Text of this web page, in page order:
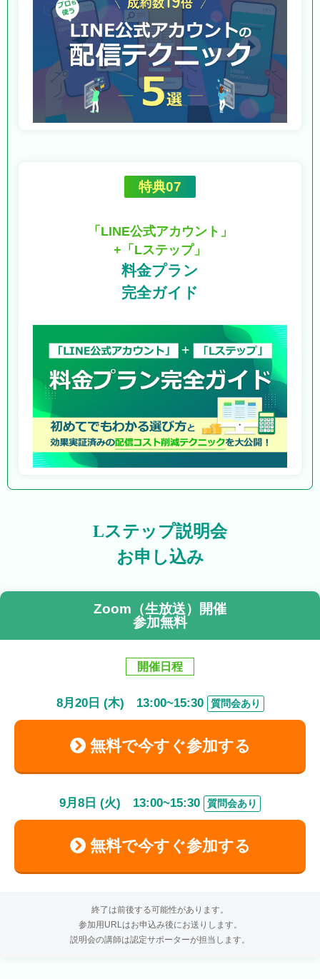
特典07
「LINE公式アカウント」
+「Lステップ」
料金プラン
完全ガイド
Lステップ説明会
お申し込み
Zoom（生放送）開催
参加無料
開催日程
8月 20日 (木) 13:00~15:30 質問会あり
無料で今すぐ参加する
9月 8 日 (火) 13:00~15:30 質問会あり
無料で今すぐ参加する
終了は前後する可能性があります。
参加用URLはお申込み後にお送りします。
説明会の講師は認定サポーターが担当します。